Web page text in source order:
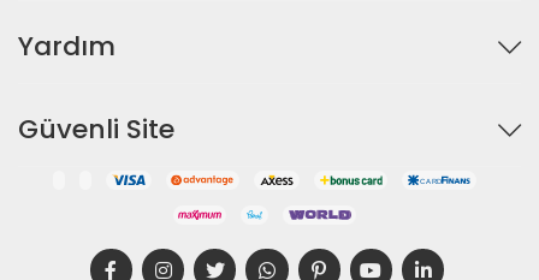
Yardım
Güvenli Site